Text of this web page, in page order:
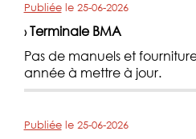
Publiéele 25-06-2026
› Terminale BMA
Pas de manuels et
année à mettre à jour.
Publiéele 25-06-2026